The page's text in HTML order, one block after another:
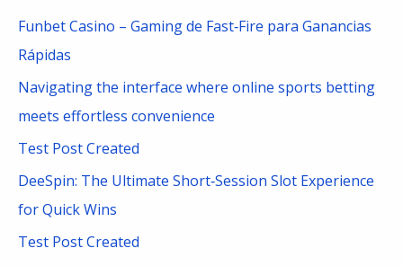
c
h
Funbet Casino – Gaming de Fast‑Fire para Ganancias
Rápidas
Navigating the interface where online sports betting
meets effortless convenience
Test Post Created
DeeSpin: The Ultimate Short‑Session Slot Experience
for Quick Wins
Test Post Created